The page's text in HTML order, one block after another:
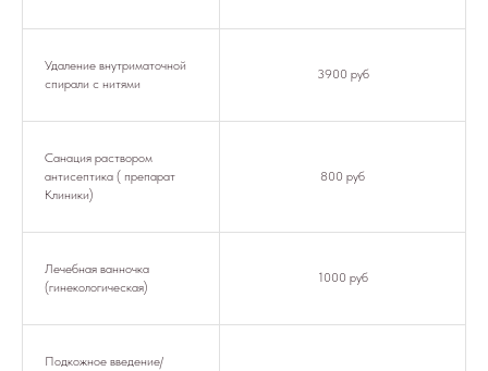
Удаление внутриматочной
спирали с нитями
3900 руб
Санация раствором
антисептика ( препарат
Клиники)
800 руб
Лечебная ванночка
(гинекологическая)
1000 руб
Подкожное введение/